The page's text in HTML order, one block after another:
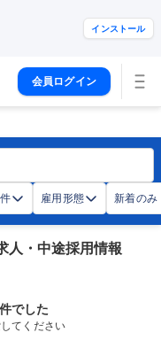
インストール
会員ログイン
雇用形態 新着のみ
人・中途採用情報
でした
てください